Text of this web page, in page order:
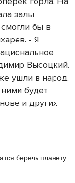
залы
бы в
- Я
Высоцкий.
ушли в народ.
будет
и других
беречь планету